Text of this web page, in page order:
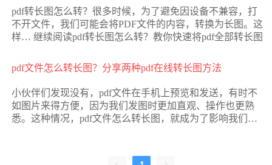
吧。
pdf转长图怎么转？很多时候，为了避免因设备不兼容，打
不开文件，我们可能会将PDF文件的内容，转换为长图。这
样… 继续阅读pdf转长图怎么转？教你快速将pdf全部转长图
pdf文件怎么转长图？分享两种pdf在线转长图方法
小伙伴们发现没有，pdf文件在手机上预览和发送，有时不
如图片来得方便，因为我们发图时更加直观、操作也更熟
悉。这种情况，pdf文件怎么转长图，就成为了影响我们效
种在线转换的方法，步骤更精简，用起来更方便，相信能